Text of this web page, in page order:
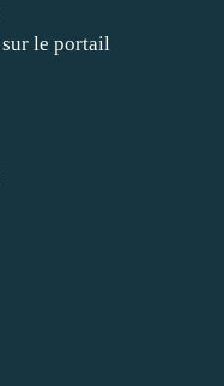
sur le portail